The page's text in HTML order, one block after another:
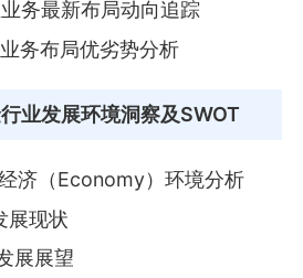
务最新布局动向追踪
务布局优劣势分析
行业发展环境洞察及SWOT
济（Economy）环境分析
展现状
展展望